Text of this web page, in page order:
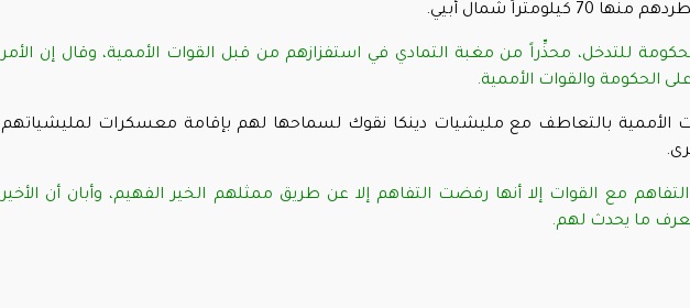
كيلومتراً شمال أبيي.
للتدخل، محذِّراً من مغبة التمادي في استفزازهم من قبل القوات الأممية، وقال إن الأمر
الحكومة والقوات الأممية.
الأممية بالتعاطف مع مليشيات دينكا نقوك لسماحها لهم بإقامة معسكرات لمليشياتهم
مع القوات إلا أنها رفضت التفاهم إلا عن طريق ممثلهم الخير الفهيم، وأبان أن الأخير
ما يحدث لهم.